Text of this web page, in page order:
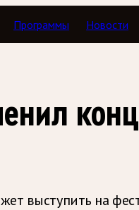
Программы Новости
выступить на